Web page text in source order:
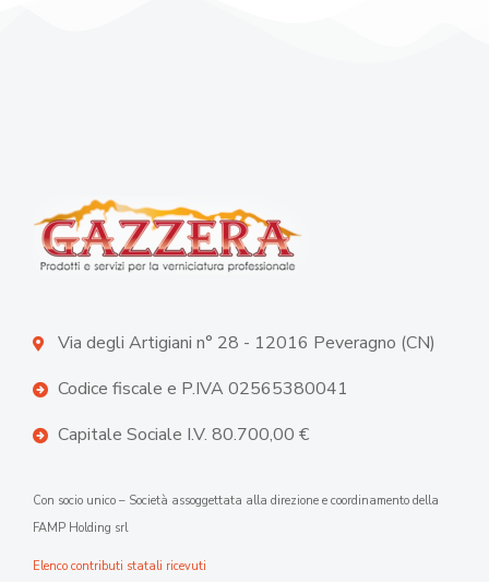
Via degli Artigiani n° 28 - 12016 Peveragno (CN)
Codice fiscale e P.IVA 02565380041
Capitale Sociale I.V. 80.700,00 €
Con socio unico – Società assoggettata alla direzione e coordinamento della
FAMP Holding srl
Elenco contributi statali ricevuti